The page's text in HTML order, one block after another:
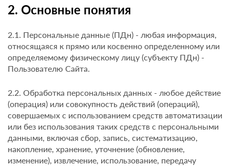
2. Основные понятия
2.1. Персональные данные (ПДн) - любая информация,
относящаяся к прямо или косвенно определенному или
определяемому физическому лицу (субъекту ПДн) -
Пользователю Сайта.
2.2. Обработка персональных данных - любое действие
(операция) или совокупность действий (операций),
совершаемых с использованием средств автоматизации
или без использования таких средств с персональными
данными, включая сбор, запись, систематизацию,
накопление, хранение, уточнение (обновление,
изменение), извлечение, использование, передачу